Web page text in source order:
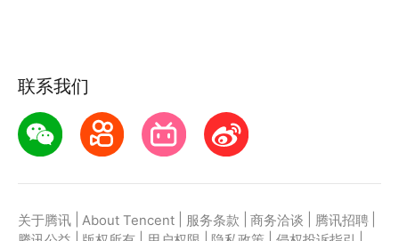
联系我们
关于腾讯 About Tencent 服务条款 商务洽谈 腾讯招聘